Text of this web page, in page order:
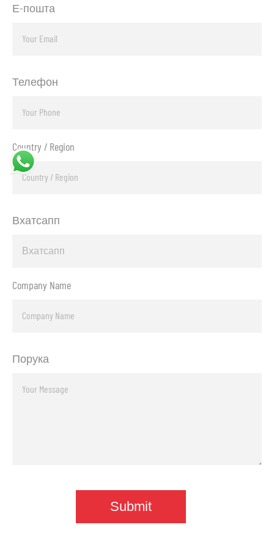
Е-пошта
Телефон
Country / Region
Вхатсапп
Company Name
Порука